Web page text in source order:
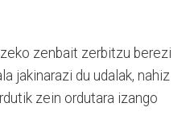
zenbait zerbitzu berezi
jakinarazi du udalak, nahiz
zein ordutara izango